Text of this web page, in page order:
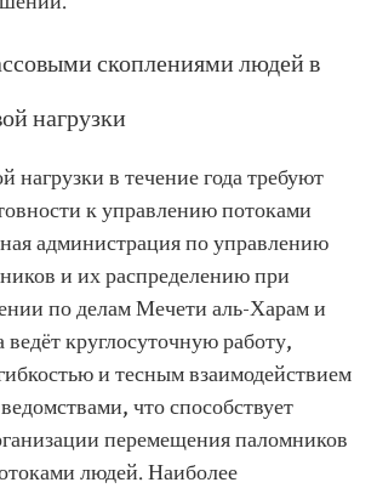
скоплениями людей в
нагрузки
нагрузки в течение года требуют
к управлению потоками
администрация по управлению
и их распределению при
по делам Мечети аль-Харам и
круглосуточную работу,
и тесным взаимодействием
что способствует
перемещения паломников
людей. Наиболее